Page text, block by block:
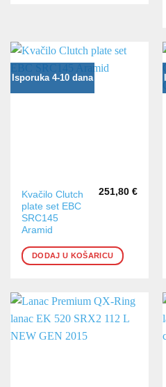
Isporuka 4-10 dana
Kvačilo Clutch
plate set EBC
SRC145
Aramid
251,80 €
DODAJ U KOŠARICU